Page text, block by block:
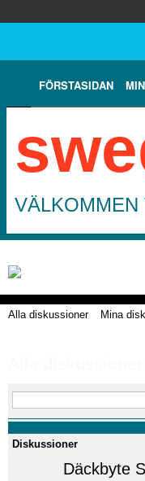
FÖRSTASIDAN
VÄLKOMMEN
Alla diskussioner Mina
Diskussioner
Däckbyte